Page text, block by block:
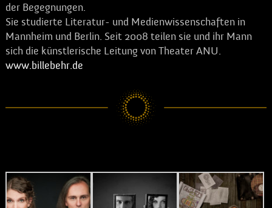
der Begegnungen.
Sie studierte Literatur- und Medienwissenschaften in
Mannheim und Berlin. Seit 2008 teilen sie und ihr Mann
sich die künstlerische Leitung von Theater ANU.
www.billebehr.de